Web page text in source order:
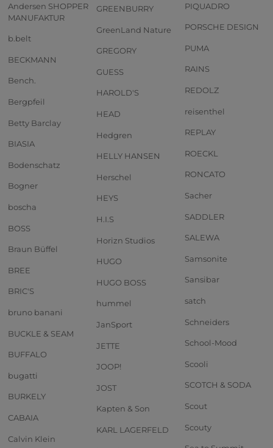
Andersen SHOPPER
MANUFAKTUR
b.belt
BECKMANN
Bench.
Bergpfeil
Betty Barclay
BIASIA
Bodenschatz
Bogner
boscha
BOSS
Braun Büffel
BREE
BRIC'S
bruno banani
BUCKLE & SEAM
BUFFALO
bugatti
BURKELY
CABAIA
Calvin Klein
GREENBURRY
GreenLand Nature
GREGORY
GUESS
HAROLD'S
HEAD
Hedgren
HELLY HANSEN
Herschel
HEYS
H.I.S
Horizn Studios
HUGO
HUGO BOSS
hummel
JanSport
JETTE
JOOP!
JOST
Kapten & Son
KARL LAGERFELD
PIQUADRO
PORSCHE DESIGN
PUMA
RAINS
REDOLZ
reisenthel
REPLAY
ROECKL
RONCATO
Sacher
SADDLER
SALEWA
Samsonite
Sansibar
satch
Schneiders
School-Mood
Scooli
SCOTCH & SODA
Scout
Scouty